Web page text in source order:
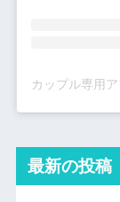
最新の投稿